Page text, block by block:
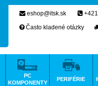
eshop@itsk.sk
Často kladené otázky
PC
KOMPONENTY
PERIFÉRIE